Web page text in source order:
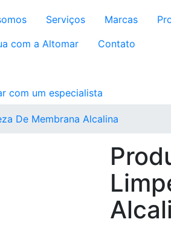
Serviços Marcas
com a Altomar
Contato
De Membrana Alcalina